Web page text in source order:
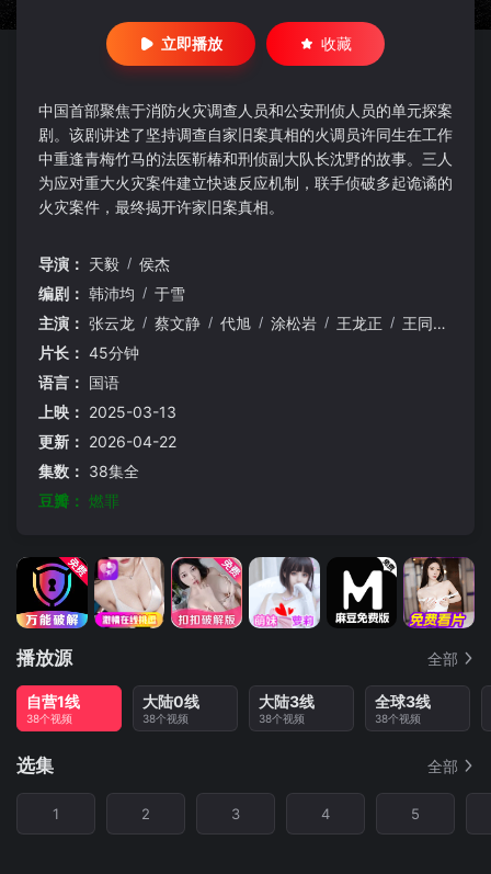
立即播放 收藏
中国首部聚焦于消防火灾调查人员和公安刑侦人员的单元探案
剧。该剧讲述了坚持调查自家旧案真相的火调员许同生在工作
中重逢青梅竹马的法医靳椿和刑侦副大队长沈野的故事。三人
为应对重大火灾案件建立快速反应机制，联手侦破多起诡谲的
火灾案件，最终揭开许家旧案真相。
导演： 天毅 / 侯杰
编剧： 韩沛均 / 于雪
主演： 张云龙 / 蔡文静 / 代旭 / 涂松岩 / 王龙正 / 王同辉
片长： 45分钟
语言： 国语
上映： 2025-03-13
更新： 2026-04-22
集数： 38集全
豆瓣： 燃罪
播放源 全部
自营1线
38个视频
大陆0线
38个视频
大陆3线
38个视频
全球3线
38个视频
选集 全部
1 2 3 4 5